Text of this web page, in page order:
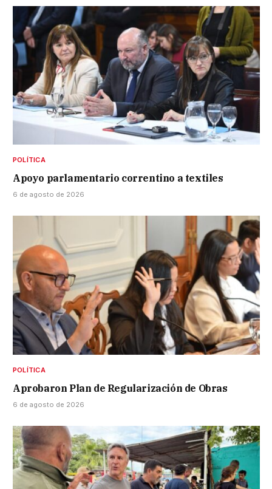
POLÍTICA
Apoyo parlamentario correntino a textiles
6 de agosto de 2026
POLÍTICA
Aprobaron Plan de Regularización de Obras
6 de agosto de 2026